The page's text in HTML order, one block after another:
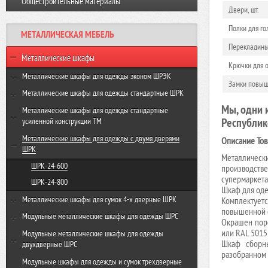
Виброплита VR-120 GROST
Виброплита VH-330R GROST
Резчик швов FS350-HC GROST
МЕТАЛЛИЧЕСКАЯ МЕБЕЛЬ
Металлические шкафы
Металлические шкафы для одежды эконом ШРЭК
ШРЭК-21-500
ШРЭК-22-500
Металлические шкафы для одежды стандартные ШРК
ШРК-22-600
ШРК-22-800
Металлические шкафы для одежды стандартные
усиленной конструкции ТМ
ТМ-22-600
ТМ-22-800
Металлические шкафы для одежды с двумя дверями
ШРК
ШРК-24-600
ШРК-24-800
Металлические шкафы для сумок 4-х дверные ШРК
ШРК-28-600
ШРК-28-800
Модульные металлические шкафы для одежды ШРС
ШРС-11-300
ШРС-11-400
ШРС-11дс-300
Модульные металлические шкафы для одежды
двухдверные ШРС
ШРС-12-300
Модульные шкафы для одежды и сумок трехдверные
Двери, шт.
Полки для
Крючки для
Замки
Мы, одни
Описание
Шкаф для
повышенной
Окрашен
или RAL
Шкаф